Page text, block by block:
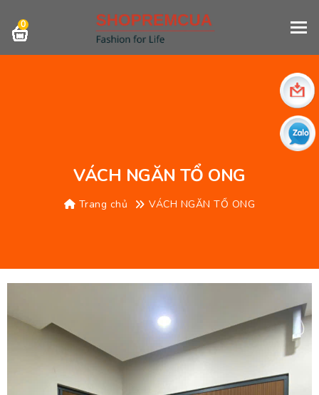
0
VÁCH NGĂN TỔ ONG
Trang chủ VÁCH NGĂN TỔ ONG